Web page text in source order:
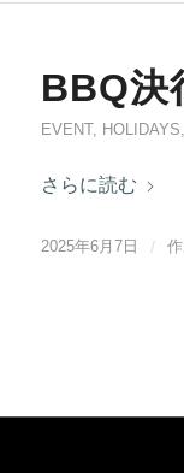
BBQ決
EVENT, HOLIDAYS,
さらに読む
2025年6月7日 /